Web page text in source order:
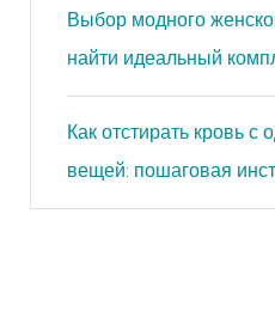
Выбор модного
найти идеальный
Как отстирать кровь
вещей: пошаговая